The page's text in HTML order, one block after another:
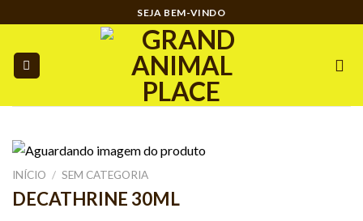
para
conteúdo
SEJA BEM-VINDO
INÍCIO / SEM CATEGORIA
DECATHRINE 30ML